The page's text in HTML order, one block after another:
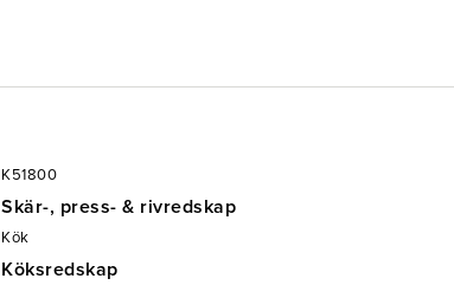
K51800
Skär-, press- & rivredskap
Kök
Köksredskap